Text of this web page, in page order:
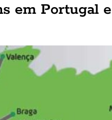
em Portugal